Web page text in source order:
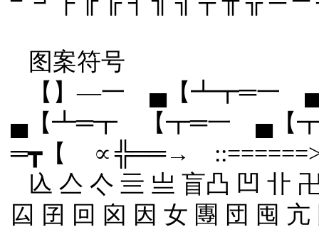
图案符号
【】—一 ▄【┻┳═一
▄【┻═┳ 【┳═一 ▄【┳
═┳【 ∝╬══→
兦 亼 亽 亖 亗 盲凸 凹 卝
囜 囝 回 囟 因 女 團 団 囤